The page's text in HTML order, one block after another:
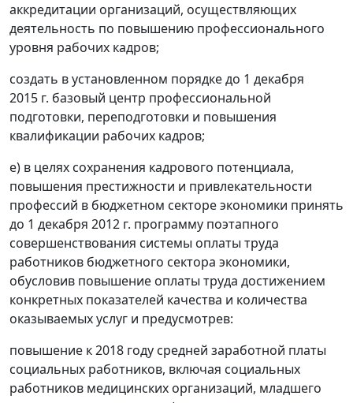
аккредитации организаций, осуществляющих
деятельность по повышению профессионального
уровня рабочих кадров;
создать в установленном порядке до 1 декабря
2015 г. базовый центр профессиональной
подготовки, переподготовки и повышения
квалификации рабочих кадров;
е) в целях сохранения кадрового потенциала,
повышения престижности и привлекательности
профессий в бюджетном секторе экономики принять
до 1 декабря 2012 г. программу поэтапного
совершенствования системы оплаты труда
работников бюджетного сектора экономики,
обусловив повышение оплаты труда достижением
конкретных показателей качества и количества
оказываемых услуг и предусмотрев:
повышение к 2018 году средней заработной платы
социальных работников, включая социальных
работников медицинских организаций, младшего